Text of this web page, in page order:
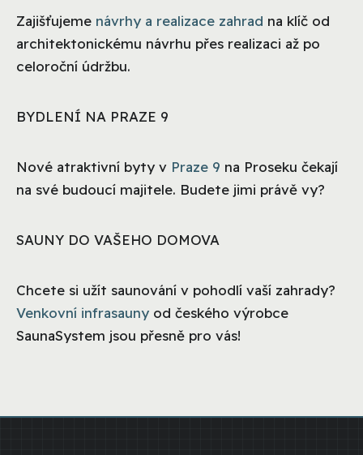
Zajišťujeme návrhy a realizace zahrad na klíč od
architektonickému návrhu přes realizaci až po
celoroční údržbu.
BYDLENÍ NA PRAZE 9
Nové atraktivní byty v Praze 9 na Proseku čekají
na své budoucí majitele. Budete jimi právě vy?
SAUNY DO VAŠEHO DOMOVA
Chcete si užít saunování v pohodlí vaší zahrady?
Venkovní infrasauny od českého výrobce
SaunaSystem jsou přesně pro vás!